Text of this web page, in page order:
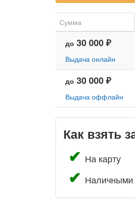
Сумма
до 30 000 ₽
Выдача онлайн
до 30 000 ₽
Выдача оффлайн
Как взять
На карту
Наличными